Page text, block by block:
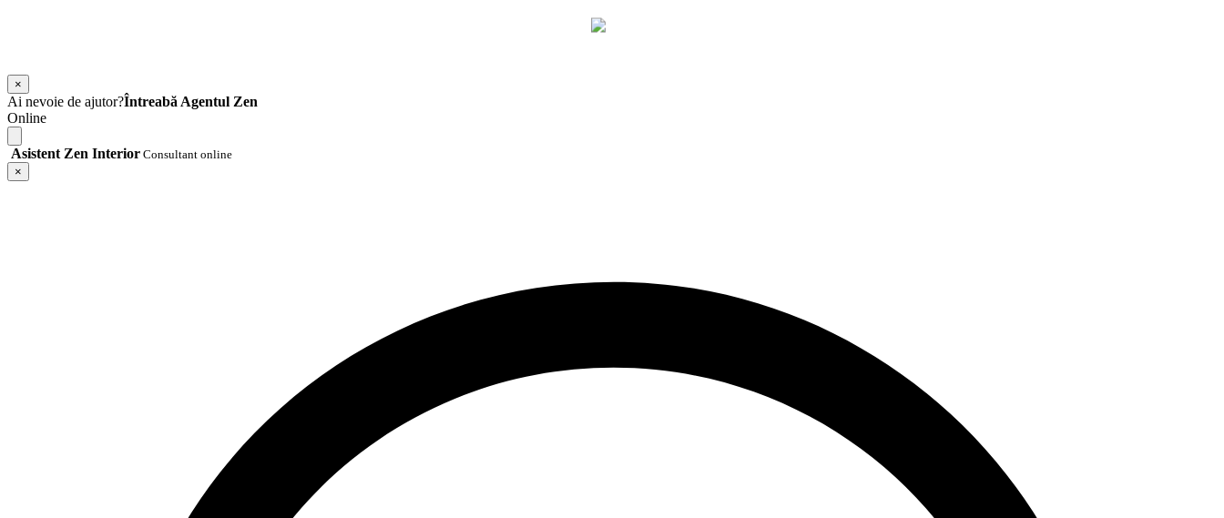
×
Ai nevoie de ajutor?Întreabă Agentul Zen
Online
Asistent Zen Interior Consultant online
×